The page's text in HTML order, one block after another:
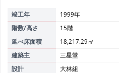
竣工年
1999年
階数/高さ
15階
延べ床面積
18,217.29㎡
建築主
三星堂
設計
大林組